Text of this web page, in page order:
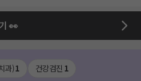
👀
과)1 건강검진 1